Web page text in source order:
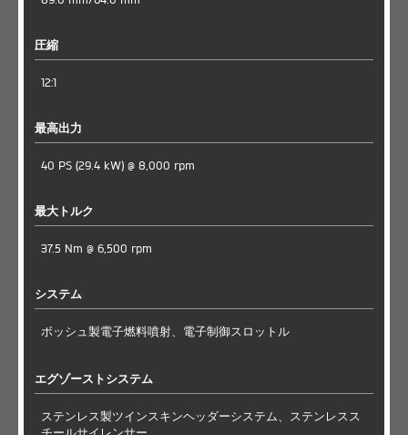
圧縮
12:1
最高出力
40 PS (29.4 kW) @ 8,000 rpm
最大トルク
37.5 Nm @ 6,500 rpm
システム
ボッシュ製電子燃料噴射、電子制御スロットル
エグゾーストシステム
ステンレス製ツインスキンヘッダーシステム、ステンレスス